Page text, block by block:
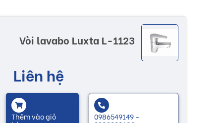
Vòi lavabo Luxta L-1123
Liên hệ
Thêm vào giỏ 0986549149 -